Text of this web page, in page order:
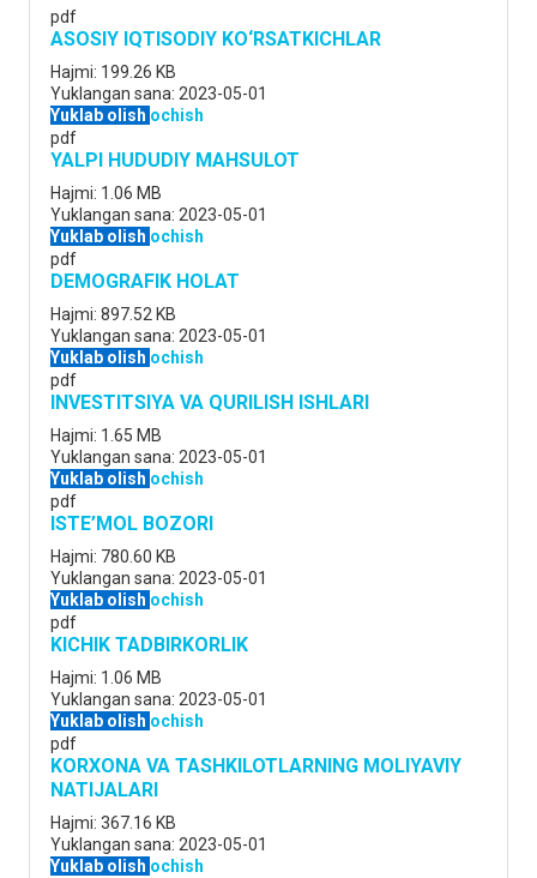
pdf
ASOSIY IQTISODIY KO‘RSATKICHLAR
Hajmi: 199.26 KB
Yuklangan sana: 2023-05-01
Yuklab olish ochish
pdf
YALPI HUDUDIY MAHSULOT
Hajmi: 1.06 MB
Yuklangan sana: 2023-05-01
Yuklab olish ochish
pdf
DEMOGRAFIK HOLAT
Hajmi: 897.52 KB
Yuklangan sana: 2023-05-01
Yuklab olish ochish
pdf
INVESTITSIYA VA QURILISH ISHLARI
Hajmi: 1.65 MB
Yuklangan sana: 2023-05-01
Yuklab olish ochish
pdf
ISTE’MOL BOZORI
Hajmi: 780.60 KB
Yuklangan sana: 2023-05-01
Yuklab olish ochish
pdf
KICHIK TADBIRKORLIK
Hajmi: 1.06 MB
Yuklangan sana: 2023-05-01
Yuklab olish ochish
pdf
KORXONA VA TASHKILOTLARNING MOLIYAVIY
NATIJALARI
Hajmi: 367.16 KB
Yuklangan sana: 2023-05-01
Yuklab olish ochish